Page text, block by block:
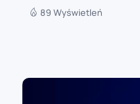
89 Wyświetleń